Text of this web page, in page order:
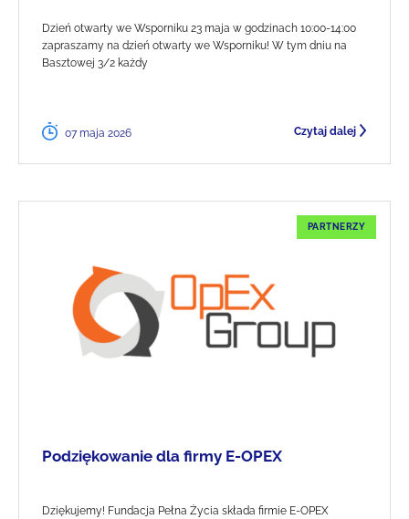
Dzień otwarty we Wsporniku 23 maja w godzinach 10:00-14:00
zapraszamy na dzień otwarty we Wsporniku! W tym dniu na
Basztowej 3/2 każdy
07 maja 2026 Czytaj dalej
PARTNERZY
Podziękowanie dla firmy E-OPEX
Dziękujemy! Fundacja Pełna Życia składa firmie E-OPEX